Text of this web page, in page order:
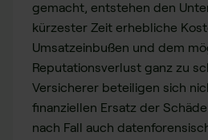
gemacht, entstehen den
kürzester Zeit erhebliche
Umsatzeinbußen und dem
Reputationsverlust ganz zu
Versicherer beteiligen sich
finanziellen Ersatz der
nach Fall auch